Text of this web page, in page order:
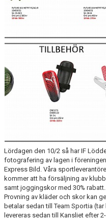
Lördagen den 10/2 så har IF
fotografering av lagen i
Express Bild. Våra
kommer att ha försäljning av
samt joggingskor med 30% rabatt.
Provning av kläder och skor kan
betalar sedan till Team Sportia
levereras sedan till Kansliet efter